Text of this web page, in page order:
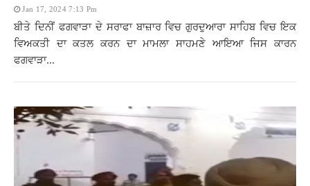
Jan 17, 2024 7:13 Pm
ਬੀਤੇ ਦਿਨੀਂ ਫਗਵਾੜਾ ਦੇ ਸਰਾਫਾ ਬਾਜ਼ਾਰ ਵਿਚ ਗੁਰਦੁਆਰਾ ਸਾਹਿਬ ਵਿਚ ਇਕ
ਵਿਅਕਤੀ ਦਾ ਕਤਲ ਕਰਨ ਦਾ ਮਾਮਲਾ ਸਾਹਮਣੇ ਆਇਆ ਜਿਸ ਕਾਰਨ
ਫਗਵਾੜਾ...